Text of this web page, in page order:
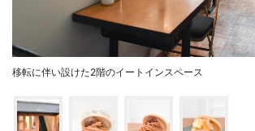
移転に伴い設けた2階のイートインスペース